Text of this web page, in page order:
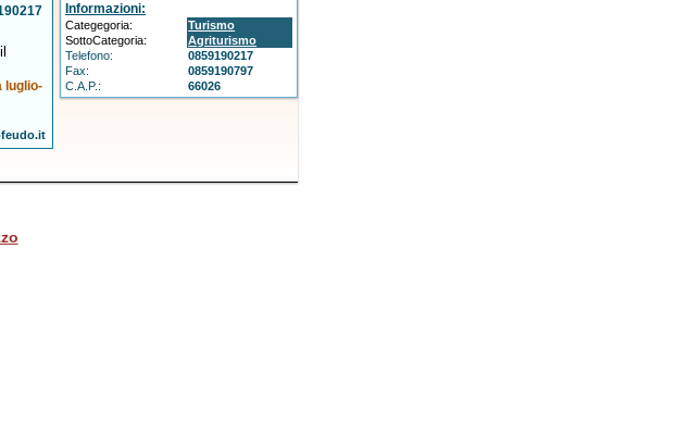
luglio-
Informazioni:
Categegoria:
Turismo
SottoCategoria:
Agriturismo
Telefono:
0859190217
Fax:
0859190797
C.A.P.:
66026